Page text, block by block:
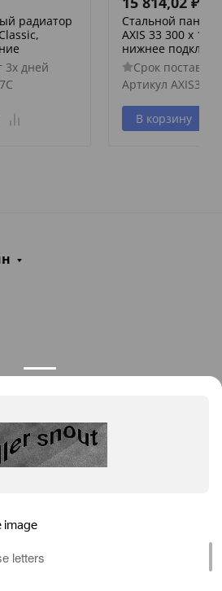
радиатор
3х дней
Стальной
AXIS 33 300 x
нижнее
Срок поставки
Артикул
В корзину
- 2026 Оборудование для
канализации